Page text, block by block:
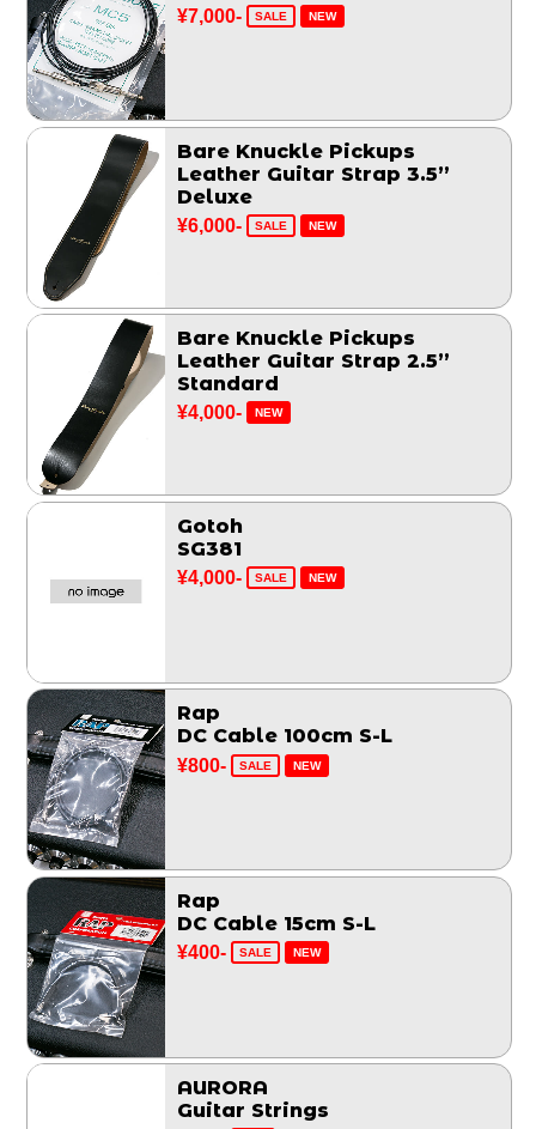
¥7,000- SALE NEW
Bare Knuckle Pickups
Leather Guitar Strap 3.5”
Deluxe
¥6,000- SALE NEW
Bare Knuckle Pickups
Leather Guitar Strap 2.5”
Standard
¥4,000- NEW
Gotoh
SG381
¥4,000- SALE NEW
Rap
DC Cable 100cm S-L
¥800- SALE NEW
Rap
DC Cable 15cm S-L
¥400- SALE NEW
AURORA
Guitar Strings